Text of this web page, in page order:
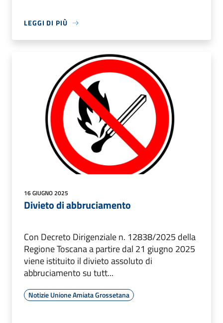
LEGGI DI PIÙ
16 GIUGNO 2025
Divieto di abbruciamento
Con Decreto Dirigenziale n. 12838/2025 della
Regione Toscana a partire dal 21 giugno 2025
viene istituito il divieto assoluto di
abbruciamento su tutt...
Notizie Unione Amiata Grossetana